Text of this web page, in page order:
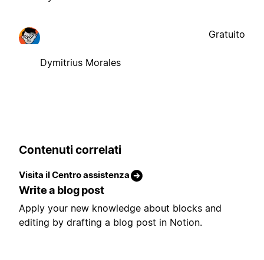
Dymitrius Morales
Gratuito
Contenuti correlati
Visita il Centro assistenza
Write a blog post
Apply your new knowledge about blocks and
editing by drafting a blog post in Notion.